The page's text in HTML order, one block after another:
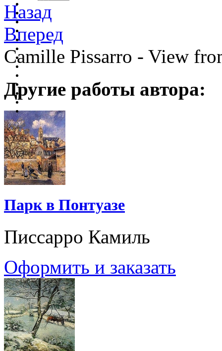
Назад
Вперед
Camille Pissarro - View
Другие работы автора:
Парк в Понтуазе
Писсарро Камиль
Оформить и заказать